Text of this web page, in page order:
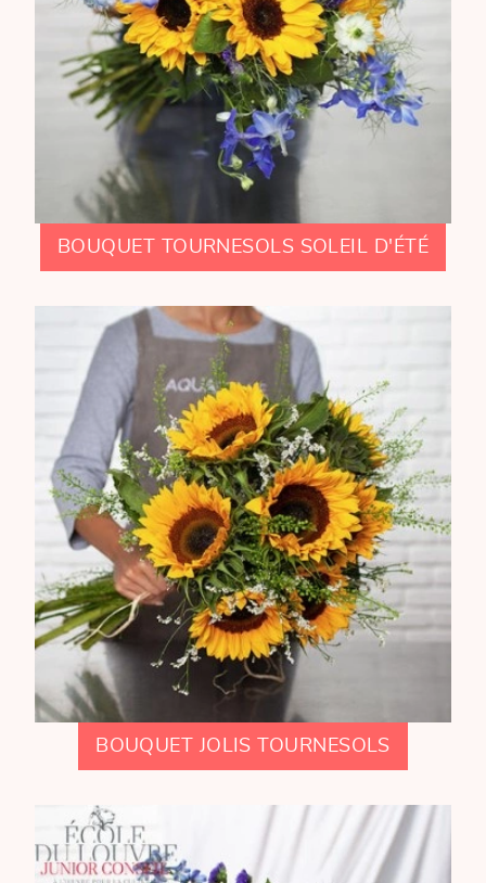
BOUQUET TOURNESOLS SOLEIL D'ÉTÉ
BOUQUET JOLIS TOURNESOLS